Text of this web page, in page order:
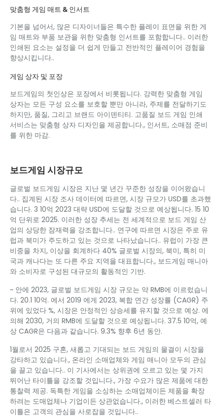
맞춤형 게임 매트 & 인서트
기본을 넘어서, 많은 디자이너들은 특수한 플레이 표면을 위한 게
임 매트와 부품 보관을 위한 맞춤형 인서트를 포함합니다.. 이러한
인쇄된 요소는 설정을 더 쉽게 만들고 전반적인 플레이어 경험을
향상시킵니다..
게임 상자 및 포장
보드게임의 첫인상은 포장에서 비롯됩니다. 강력한 맞춤형 게임
상자는 모든 구성 요소를 보호할 뿐만 아니라, 주제를 전달하기도
하지만, 품질, 그리고 브랜드 아이덴티티. 고품질 보드 게임 인쇄
서비스는 맞춤형 상자 디자인을 제공합니다., 인서트, 소매점 준비
를 위한 마감.
보드게임 시장규모
글로벌 보드게임 시장은 지난 몇 년간 꾸준한 성장을 이어왔습니
다.. 집계된 시장 조사 데이터에 따르면, 시장 규모가 USD를 초과했
습니다. 3 10억 2023 대략 USD에 도달할 것으로 예상됩니다. 15 10
억 단위로 2025. 이러한 성장 추세는 전 세계적으로 보드 게임 산
업의 상당한 잠재력을 강조합니다.. 연구에 따르면 시장은 주로 유
럽과 북미가 주도하고 있는 것으로 나타났습니다.. 유럽이 가장 큰
비중을 차지, 이상을 회계하다 40% 글로벌 시장의, 북미, 특히 미
국과 캐나다는 또 다른 주요 지역을 대표합니다., 보드게임 매니아
와 소비자로 구성된 대규모의 활동적인 기반.
~ 안에 2023, 글로벌 보드게임 시장 규모는 약 RMB에 이르렀습니
다. 20.1 10억. 에서 2019 에게 2023, 복합 연간 성장률 (CAGR) 주
위에 있었다 %, 시장은 안정적인 상승세를 유지할 것으로 예상. 에
의해 2030, 거의 RMB에 도달할 것으로 예상됩니다. 37.5 10억, 예
상 CAGR은 다음과 같습니다. 9.3% 향후 6년 동안.
1월로서 2025 구혼, 새롭고 기대되는 보드 게임의 물결이 시장을
강타하고 있습니다., 온라인 소매업체와 게임 매니아 모두의 관심
을 끌고 있습니다.. 이 기사에서는 상위권에 오르고 있는 몇 가지
뛰어난 타이틀을 강조할 것입니다., 가장 수요가 많은 제품에 대한
통찰력 제공. 독특한 게임을 소싱하는 소매업체이든 제품을 확장
하려는 도매업체나 기업이든 상관없습니다., 이러한 베스트셀러 타
이틀은 고객의 관심을 사로잡을 것입니다..